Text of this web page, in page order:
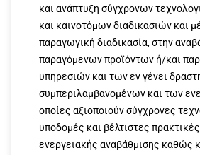
και ανάπτυξη σύγχρονων
και καινοτόμων διαδικασιών και
παραγωγική διαδικασία,στην
παραγόμενων προϊόντων ή/και
υπηρεσιών και των εν γένει
συμπεριλαμβανομένων και των
οποίες αξιοποιούν σύγχρονες
υποδομές και βέλτιστες
ενεργειακής αναβάθμισης καθώς